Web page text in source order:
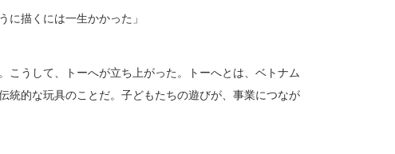
に描くには一生かかった」
こうして、トーへが立ち上がった。トーへとは、ベトナム
統的な玩具のことだ。子どもたちの遊びが、事業につなが